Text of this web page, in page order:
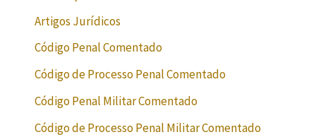
Artigos Jurídicos
Código Penal Comentado
Código de Processo Penal Comentado
Código Penal Militar Comentado
Código de Processo Penal Militar Comentado